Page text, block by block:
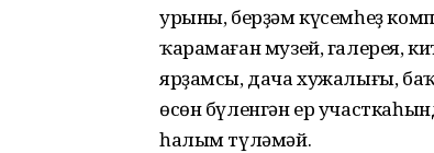
урыны, берҙәм күсемһеҙ
ҡарамаған музей, галерея,
ярҙамсы, дача хужалығы,
өсөн бүленгән ер
һалым түләмәй.